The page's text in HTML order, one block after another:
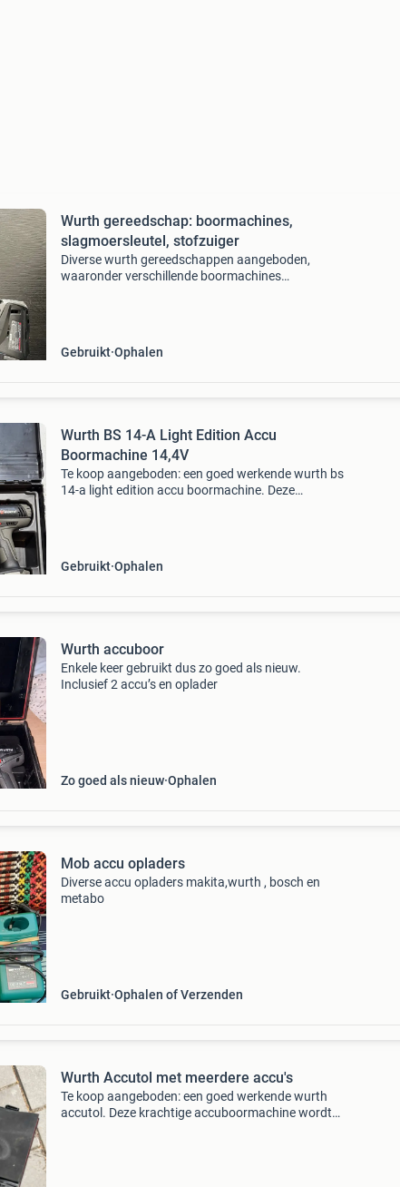
Wurth gereedschap: boormachines,
slagmoersleutel, stofzuiger
Diverse wurth gereedschappen aangeboden,
waaronder verschillende boormachines
Gebruikt Ophalen
Wurth BS 14-A Light Edition Accu
Boormachine 14,4V
Te koop aangeboden: een goed werkende wurth bs
14-a light edition accu boormachine. Deze
Gebruikt Ophalen
Wurth accuboor
Enkele keer gebruikt dus zo goed als nieuw.
Inclusief 2 accu’s en oplader
Zo goed als nieuw Ophalen
Mob accu opladers
Diverse accu opladers makita,wurth , bosch en
metabo
Gebruikt Ophalen of Verzenden
Wurth Accutol met meerdere accu's
Te koop aangeboden: een goed werkende wurth
accutol. Deze krachtige accuboormachine wordt